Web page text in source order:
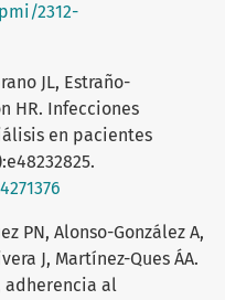
2312-
JL, Estraño-
HR. Infecciones
en pacientes
PN, Alonso-González A,
J, Martínez-Ques ÁA.
adherencia al